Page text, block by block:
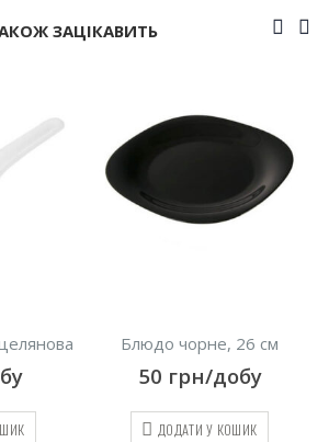
ЗАЦІКАВИТЬ
Блюдо чорне, 26 см
50 грн/добу
ДОДАТИ У КОШИК